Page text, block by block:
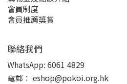
會員制度
會員推薦獎賞
聯絡我們
WhatsApp: 6061 4829
電郵： eshop@pokoi.org.hk